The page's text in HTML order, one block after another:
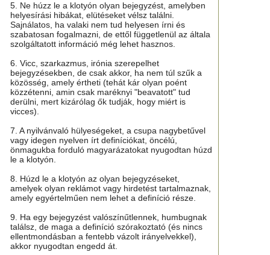
5. Ne húzz le a klotyón olyan bejegyzést, amelyben
helyesírási hibákat, elütéseket vélsz találni.
Sajnálatos, ha valaki nem tud helyesen írni és
szabatosan fogalmazni, de ettől függetlenül az általa
szolgáltatott információ még lehet hasznos.
6. Vicc, szarkazmus, irónia szerepelhet
bejegyzésekben, de csak akkor, ha nem túl szűk a
közösség, amely értheti (tehát kár olyan poént
közzétenni, amin csak maréknyi "beavatott" tud
derülni, mert kizárólag ők tudják, hogy miért is
vicces).
7. A nyilvánvaló hülyeségeket, a csupa nagybetűvel
vagy idegen nyelven írt definíciókat, öncélú,
önmagukba forduló magyarázatokat nyugodtan húzd
le a klotyón.
8. Húzd le a klotyón az olyan bejegyzéseket,
amelyek olyan reklámot vagy hirdetést tartalmaznak,
amely egyértelműen nem lehet a definíció része.
9. Ha egy bejegyzést valószínűtlennek, humbugnak
találsz, de maga a definíció szórakoztató (és nincs
ellentmondásban a fentebb vázolt irányelvekkel),
akkor nyugodtan engedd át.